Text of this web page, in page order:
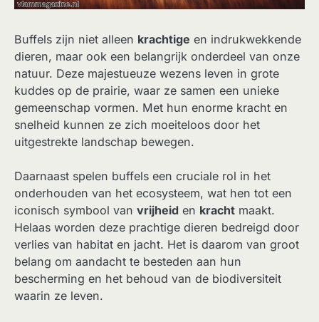
Buffels zijn niet alleen krachtige en indrukwekkende
dieren, maar ook een belangrijk onderdeel van onze
natuur. Deze majestueuze wezens leven in grote
kuddes op de prairie, waar ze samen een unieke
gemeenschap vormen. Met hun enorme kracht en
snelheid kunnen ze zich moeiteloos door het
uitgestrekte landschap bewegen.
Daarnaast spelen buffels een cruciale rol in het
onderhouden van het ecosysteem, wat hen tot een
iconisch symbool van vrijheid en kracht maakt.
Helaas worden deze prachtige dieren bedreigd door
verlies van habitat en jacht. Het is daarom van groot
belang om aandacht te besteden aan hun
bescherming en het behoud van de biodiversiteit
waarin ze leven.